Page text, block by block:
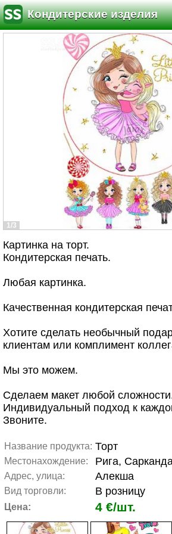
Кондитерские изделия
1/3
Картинка на торт.
Кондитерская печать.
Любая картинка.
Качественная кондитерская
Хотите сделать необычный
клиентам или комплимент
Мы это можем.
Сделаем макет любой
Индивидуальный подход к
Звоните.
Название продукта: Торт
Местонахождение: Рига,
Адрес, улица: Алекша
Вид торговли: В розницу
Цена: 4 €/шт.